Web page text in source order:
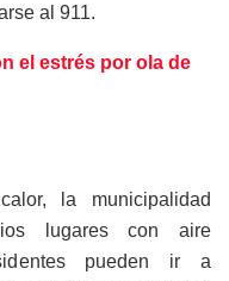
al 911.
el estrés por ola de
la municipalidad
lugares con aire
pueden ir a